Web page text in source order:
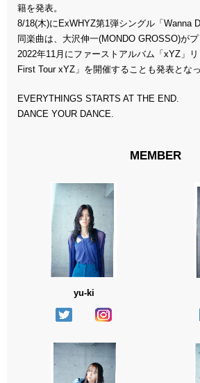
籍を発表。
8/18(木)にExWHYZ第1弾シングル「Wanna
同楽曲は、大沢伸一(MONDO GROSSO)がプ
2022年11月にファーストアルバム「xYZ」
First Tour xYZ」を開催することも発表となっ
EVERYTHINGS STARTS AT THE END.
DANCE YOUR DANCE.
MEMBER
yu-ki